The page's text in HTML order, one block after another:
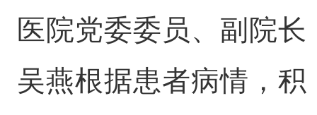
医院党委委员、副院长
吴燕根据患者病情，积